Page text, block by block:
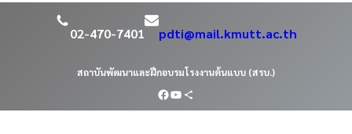
02-470-7401 pdti@mail.kmutt.ac.th
สถาบันพัฒนาและฝึกอบรมโรงงานต้นแบบ (สรบ.)